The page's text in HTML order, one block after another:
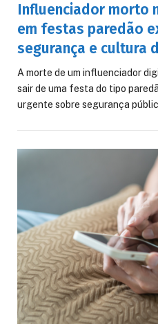
Influenciador morto
em festas paredão
segurança e cultura
A morte de um influenciador
sair de uma festa do tipo
urgente sobre segurança